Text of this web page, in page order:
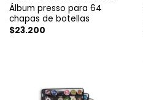
Álbum presso para 64
chapas de botellas
$23.200